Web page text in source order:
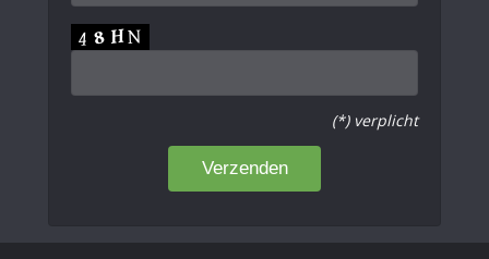
(*) verplicht